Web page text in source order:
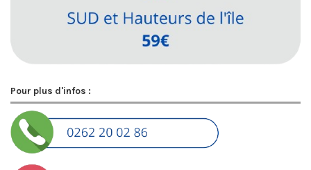
Pour plus d'infos :